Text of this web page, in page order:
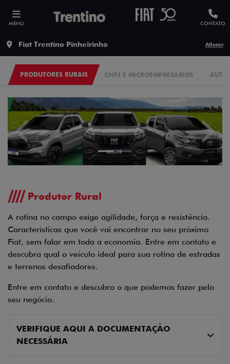
MENU CONTATO
Fiat Trentino Pinheirinho Alterar
CNPJ E MICROEMPRESÁRIOS
PRODUTORES RURAIS
templates.template-
Produtor Rural
A rotina no campo exige agilidade, força e resistência.
Características que você vai encontrar no seu próximo
Fiat, sem falar em toda a economia. Entre em contato e
descubra qual o veículo ideal para sua rotina de estradas
e terrenos desafiadores.
Entre em contato e descubra o que podemos fazer pelo
seu negócio.
VERIFIQUE AQUI A DOCUMENTAÇÃO
NECESSÁRIA